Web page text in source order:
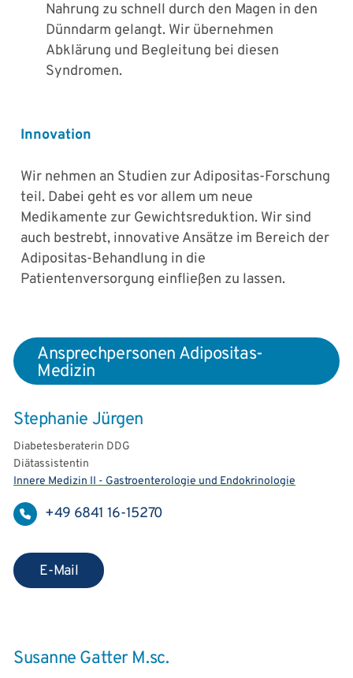
Nahrung zu schnell durch den Magen in den
Dünndarm gelangt. Wir übernehmen
Abklärung und Begleitung bei diesen
Syndromen.
Innovation
Wir nehmen an Studien zur Adipositas-Forschung
teil. Dabei geht es vor allem um neue
Medikamente zur Gewichtsreduktion. Wir sind
auch bestrebt, innovative Ansätze im Bereich der
Adipositas-Behandlung in die
Patientenversorgung einfließen zu lassen.
Ansprechpersonen Adipositas-
Medizin
Stephanie Jürgen
Diabetesberaterin DDG
Diätassistentin
Innere Medizin II - Gastroenterologie und Endokrinologie
+49 6841 16-15270
E-Mail
Susanne Gatter M.sc.